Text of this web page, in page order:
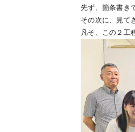
先ず、箇条書き
その次に、見て
凡そ、この２工